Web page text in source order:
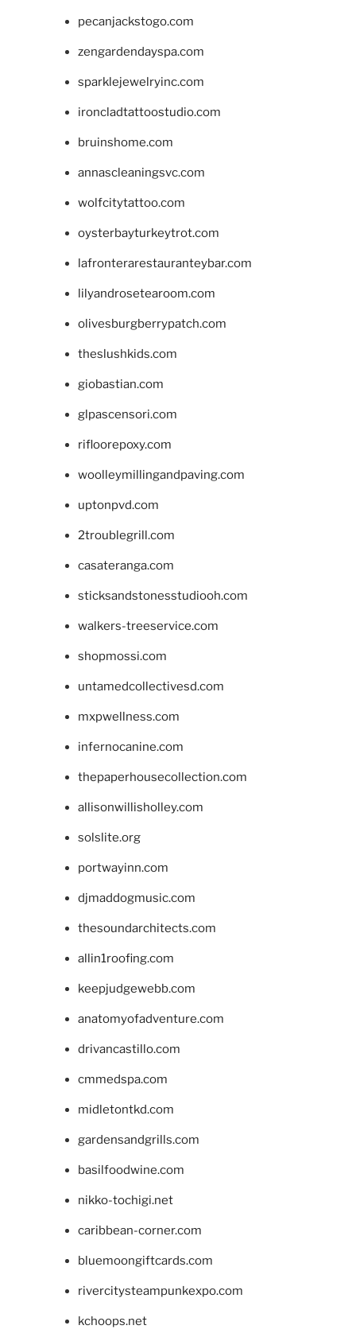
pecanjackstogo.com
zengardendayspa.com
sparklejewelryinc.com
ironcladtattoostudio.com
bruinshome.com
annascleaningsvc.com
wolfcitytattoo.com
oysterbayturkeytrot.com
lafronterarestauranteybar.com
lilyandrosetearoom.com
olivesburgberrypatch.com
theslushkids.com
giobastian.com
glpascensori.com
rifloorepoxy.com
woolleymillingandpaving.com
uptonpvd.com
2troublegrill.com
casateranga.com
sticksandstonesstudiooh.com
walkers-treeservice.com
shopmossi.com
untamedcollectivesd.com
mxpwellness.com
infernocanine.com
thepaperhousecollection.com
allisonwillisholley.com
solslite.org
portwayinn.com
djmaddogmusic.com
thesoundarchitects.com
allin1roofing.com
keepjudgewebb.com
anatomyofadventure.com
drivancastillo.com
cmmedspa.com
midletontkd.com
gardensandgrills.com
basilfoodwine.com
nikko-tochigi.net
caribbean-corner.com
bluemoongiftcards.com
rivercitysteampunkexpo.com
kchoops.net